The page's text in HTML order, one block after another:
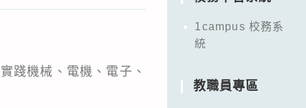
踐機械、電機、電子、
1campus 校務系
統
教職員專區